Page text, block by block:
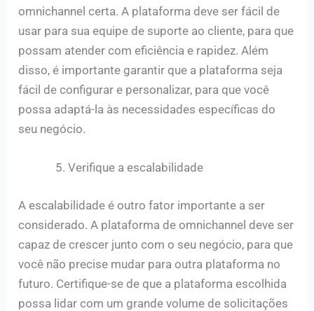
omnichannel certa. A plataforma deve ser fácil de
usar para sua equipe de suporte ao cliente, para que
possam atender com eficiência e rapidez. Além
disso, é importante garantir que a plataforma seja
fácil de configurar e personalizar, para que você
possa adaptá-la às necessidades específicas do
seu negócio.
Verifique a escalabilidade
A escalabilidade é outro fator importante a ser
considerado. A plataforma de omnichannel deve ser
capaz de crescer junto com o seu negócio, para que
você não precise mudar para outra plataforma no
futuro. Certifique-se de que a plataforma escolhida
possa lidar com um grande volume de solicitações